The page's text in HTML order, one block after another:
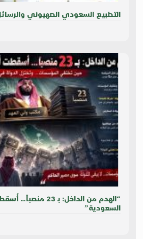
التطبيع السعودي الصهيوني
“الهدم من الداخل: بـ
السعودية”